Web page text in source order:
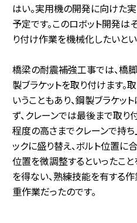
はい。実用機の開発に向けた
予定です。このロボット開発は
り付け作業を機械化したいと
橋梁の耐震補強工事では、橋
製ブラケットを取り付けます
いうこともあり、鋼製ブラケッ
ず、クレーンでは最後まで取り
程度の高さまでクレーンで持ち
ックに盛り替え、ボルト位置に
位置を微調整するといったこ
を得ない、熟練技能を有する
重作業だったのです。